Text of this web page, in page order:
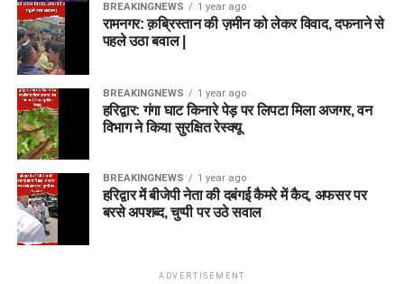
BREAKINGNEWS 1 year ago
रामनगर: क़ब्रिस्तान की ज़मीन को लेकर विवाद, दफनाने से
पहले उठा बवाल |
BREAKINGNEWS 1 year ago
हरिद्वार: गंगा घाट किनारे पेड़ पर लिपटा मिला अजगर, वन
विभाग ने किया सुरक्षित रेस्क्यू
BREAKINGNEWS 1 year ago
हरिद्वार में बीजेपी नेता की दबंगई कैमरे में कैद, अफसर पर
बरसे अपशब्द, चुप्पी पर उठे सवाल
ADVERTISEMENT